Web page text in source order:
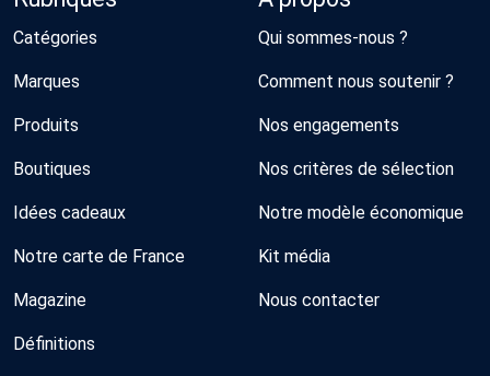
Catégories
Marques
Produits
Boutiques
Idées cadeaux
Notre carte de France
Magazine
Définitions
Qui sommes-nous ?
Comment nous soutenir ?
Nos engagements
Nos critères de sélection
Notre modèle économique
Kit média
Nous contacter